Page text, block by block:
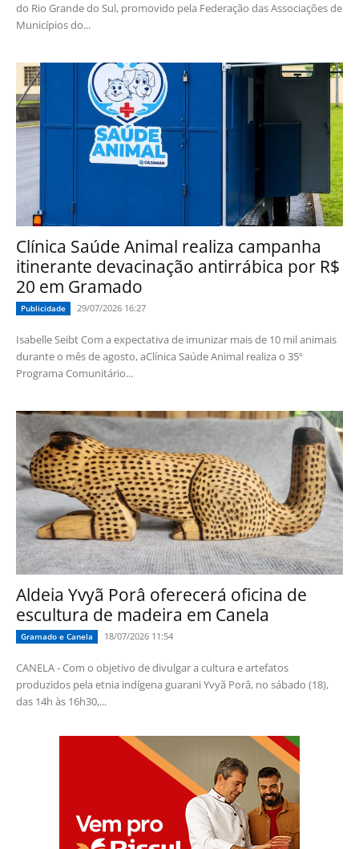
do Rio Grande do Sul, promovido pela Federação das Associações de
Municípios do...
Clínica Saúde Animal realiza campanha
itinerante devacinação antirrábica por R$
20 em Gramado
Publicidade 29/07/2026 16:27
Isabelle Seibt Com a expectativa de imunizar mais de 10 mil animais
durante o mês de agosto, aClínica Saúde Animal realiza o 35º
Programa Comunitário...
Aldeia Yvyã Porâ oferecerá oficina de
escultura de madeira em Canela
Gramado e Canela 18/07/2026 11:54
CANELA - Com o objetivo de divulgar a cultura e artefatos
produzidos pela etnia indígena guarani Yvyã Porâ, no sábado (18),
das 14h às 16h30,...